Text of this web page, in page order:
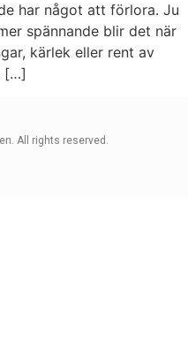
har något att förlora. Ju
spännande blir det när
kärlek eller rent av
[…]
All rights reserved.